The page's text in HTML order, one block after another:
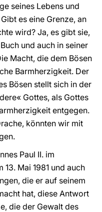
seines Lebens und
es eine Grenze, an
wird? Ja, es gibt sie,
und auch in seiner
Macht, die dem Bösen
Barmherzigkeit. Der
Bösen stellt sich in der
Gottes, als Gottes
entgegen.
könnten wir mit
Paul II. im
Mai 1981 und auch
die er auf seinem
hat, diese Antwort
die der Gewalt des